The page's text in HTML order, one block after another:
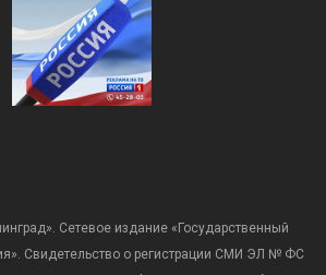
Сетевое издание «Государственный
Свидетельство о регистрации СМИ ЭЛ № ФС